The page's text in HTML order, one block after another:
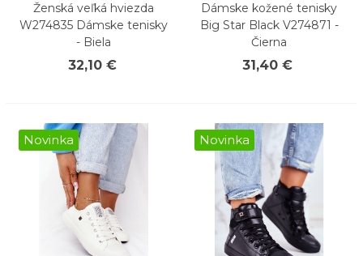
Ženská veľká hviezda
W274835 Dámske tenisky
- Biela
32,10 €
Dámske kožené tenisky
Big Star Black V274871 -
Čierna
31,40 €
Novinka Novinka